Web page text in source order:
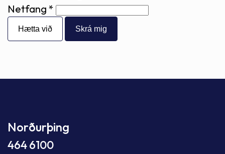
Netfang
Hætta við
Norðurþing
464 6100